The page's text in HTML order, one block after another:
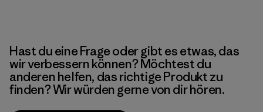
Hast du eine Frage oder gibt es etwas, das
wir verbessern können? Möchtest du
anderen helfen, das richtige Produkt zu
finden? Wir würden gerne von dir hören.